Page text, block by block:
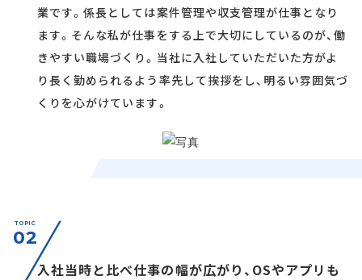
業です。係長としては案件管理や収支管理が仕事となり
ます。そんな私が仕事をする上で大切にしているのが、働
きやすい職場づくり。当社に入社していただいた方がよ
り長く勤められるよう率先して挨拶をし、明るい雰囲気づ
くりを心がけています。
TOPIC
02
入社当時と比べ仕事の幅が広がり、OSやアプリも